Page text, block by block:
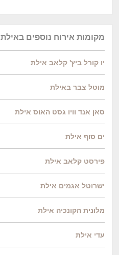
מקומות אירוח נוספים באילת
יו קורל ביץ' קלאב אילת
מוטל צבר באילת
סאן אנד וויו גסט האוס אילת
ים סוף אילת
פירסט קלאב אילת
ישרוטל אגמים אילת
מלונית הקונכיה אילת
עדי אילת